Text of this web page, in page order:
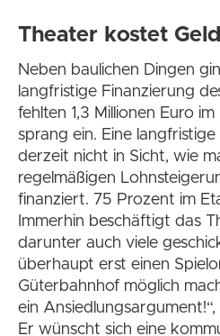
Theater kostet Geld
Neben baulichen Dingen
langfristige Finanzierung
fehlten 1,3 Millionen Euro
sprang ein. Eine
derzeit nicht in Sicht, wie
regelmäßigen
finanziert. 75 Prozent im
Immerhin beschäftigt das
darunter auch viele
überhaupt erst einen
Güterbahnhof möglich
ein
Er wünscht sich eine